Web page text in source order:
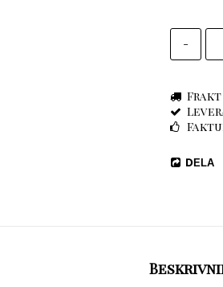
-
Frakt
DELA